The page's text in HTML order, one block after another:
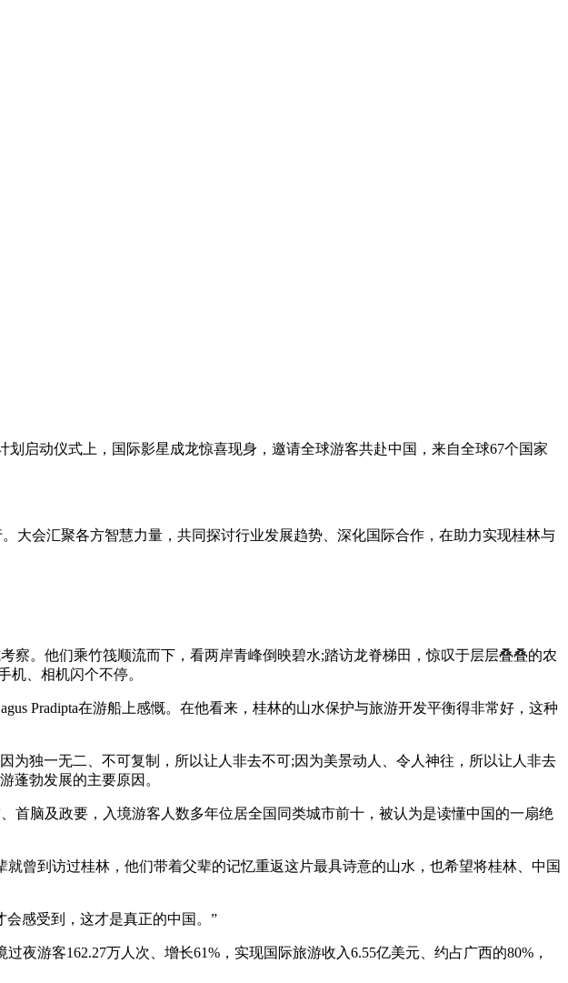
动仪式上，国际影星成龙惊喜现身，邀请全球游客共赴中国，来自全球67个国家
会汇聚各方智慧力量，共同探讨行业发展趋势、深化国际合作，在助力实现桂林与
。他们乘竹筏顺流而下，看两岸青峰倒映碧水;踏访龙脊梯田，惊叹于层层叠叠的农
、相机闪个不停。
Pradipta在游船上感慨。在他看来，桂林的山水保护与旅游开发平衡得非常好，这种
独一无二、不可复制，所以让人非去不可;因为美景动人、令人神往，所以让人非去
蓬勃发展的主要原因。
脑及政要，入境游客人数多年位居全国同类城市前十，被认为是读懂中国的一扇绝
到访过桂林，他们带着父辈的记忆重返这片最具诗意的山水，也希望将桂林、中国
感受到，这才是真正的中国。”
游客162.27万人次、增长61%，实现国际旅游收入6.55亿美元、约占广西的80%，